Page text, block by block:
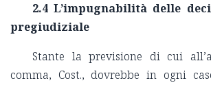
2.4 L’impugnabilità delle
pregiudiziale
Stante la previsione di cui
comma, Cost., dovrebbe in ogni